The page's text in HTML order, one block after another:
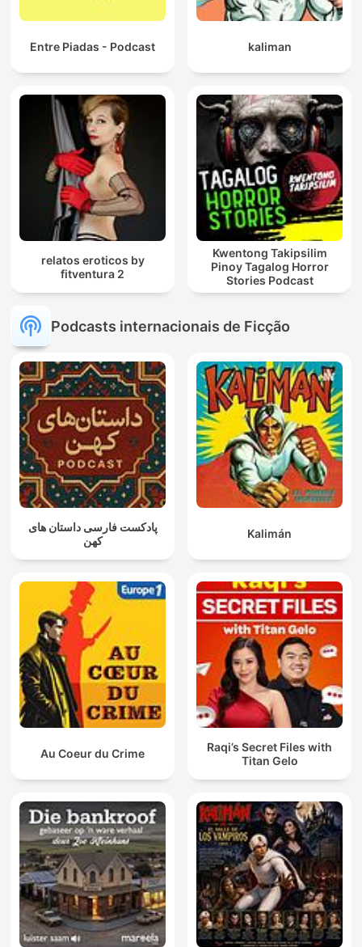
Entre Piadas - Podcast kaliman
relatos eroticos by
fitventura 2
Kwentong Takipsilim
Pinoy Tagalog Horror
Stories Podcast
Podcasts internacionais de Ficção
پادکست فارسی داستان های
کهن
Kalimán
Au Coeur du Crime
Raqi’s Secret Files with
Titan Gelo